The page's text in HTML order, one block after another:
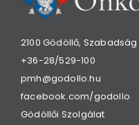
2100 Gödöllő, Szabadság
+36-28/529-100
pmh@godollo.hu
facebook.com/godollo
Gödöllői Szolgálat